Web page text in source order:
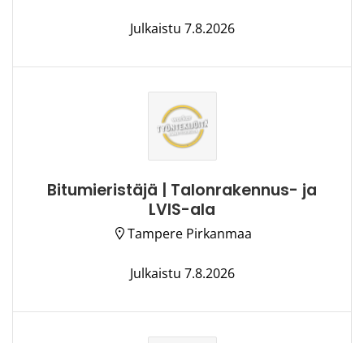
Julkaistu 7.8.2026
Bitumieristäjä | Talonrakennus- ja
LVIS-ala
Tampere Pirkanmaa
Julkaistu 7.8.2026